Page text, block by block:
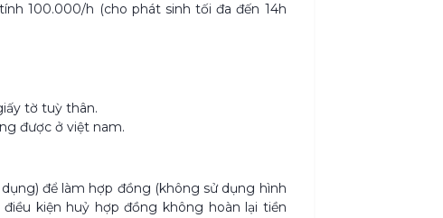
100.000/h (cho phát sinh tối đa đến 14h
tờ tuỳ thân.
được ở việt nam.
để làm hợp đồng (không sử dụng hình
kiện huỷ hợp đồng không hoàn lại tiền